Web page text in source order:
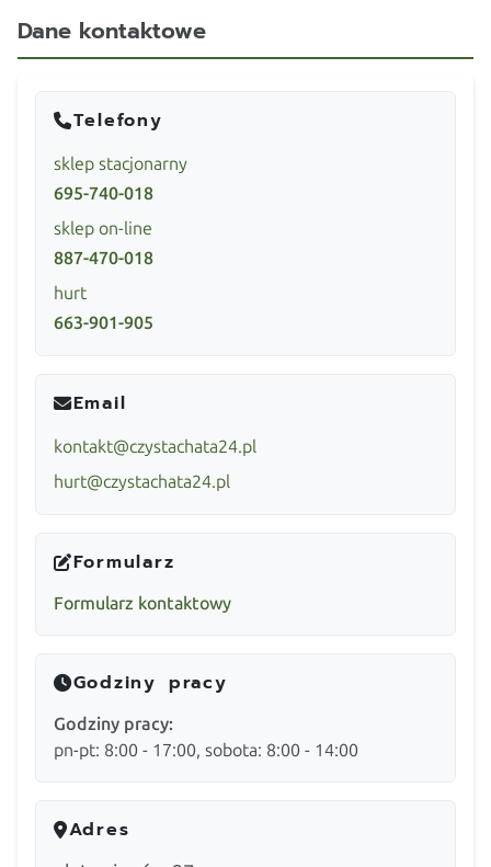
Dane kontaktowe
Telefony
sklep stacjonarny
695-740-018
sklep on-line
887-470-018
hurt
663-901-905
Email
kontakt@czystachata24.pl
hurt@czystachata24.pl
Formularz
Formularz kontaktowy
Godziny pracy
Godziny pracy:
pn-pt: 8:00 - 17:00, sobota: 8:00 - 14:00
Adres